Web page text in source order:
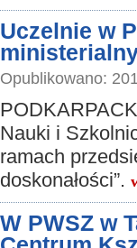
Uczelnie w
Opublikowano:
Nauki i
ramach
doskonałości”.
W PWSZ w